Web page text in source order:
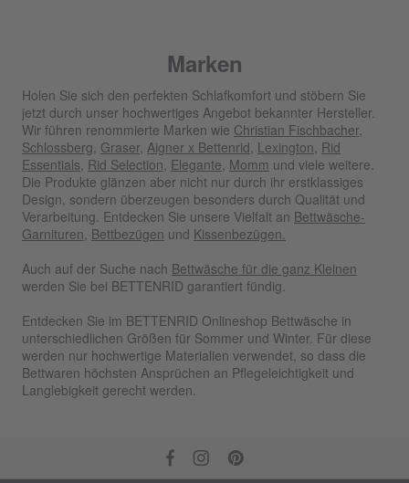
Marken
Holen Sie sich den perfekten Schlafkomfort und stöbern Sie
jetzt durch unser hochwertiges Angebot bekannter Hersteller.
Wir führen renommierte Marken wie Christian Fischbacher
Schlossberg Graser Aigner x Bettenrid Lexington Rid
Essentials Rid Selection Elegante Momm und viele weitere.
Die Produkte glänzen aber nicht nur durch ihr erstklassiges
Design, sondern überzeugen besonders durch Qualität und
Verarbeitung. Entdecken Sie unsere Vielfalt an Bettwäsche-
Garnituren Bettbezügen und Kissenbezügen.
Auch auf der Suche nach Bettwäsche für die ganz Kleinen
werden Sie bei BETTENRID garantiert fündig.
Entdecken Sie im BETTENRID Onlineshop Bettwäsche in
unterschiedlichen Größen für Sommer und Winter. Für diese
werden nur hochwertige Materialien verwendet, so dass die
Bettwaren höchsten Ansprüchen an Pflegeleichtigkeit und
Langlebigkeit gerecht werden.